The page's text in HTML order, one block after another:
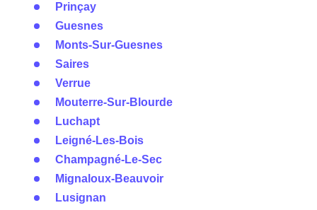
Prinçay
Guesnes
Monts-Sur-Guesnes
Saires
Verrue
Mouterre-Sur-Blourde
Luchapt
Leigné-Les-Bois
Champagné-Le-Sec
Mignaloux-Beauvoir
Lusignan